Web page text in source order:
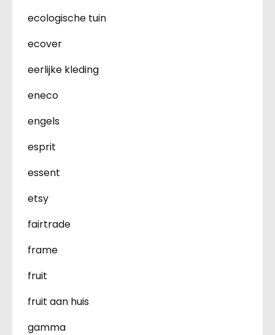
ecologische tuin
ecover
eerlijke kleding
eneco
engels
esprit
essent
etsy
fairtrade
frame
fruit
fruit aan huis
gamma